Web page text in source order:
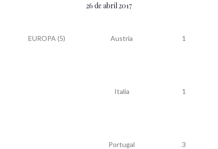
26 de abril 2017
EUROPA (5) Austria 1
Italia 1
Portugal 3